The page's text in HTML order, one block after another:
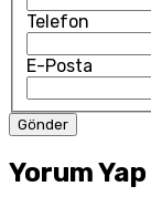
Telefon
E-Posta
Yorum Yap